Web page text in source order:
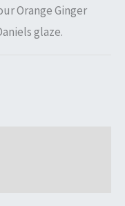
Orange Ginger
glaze.